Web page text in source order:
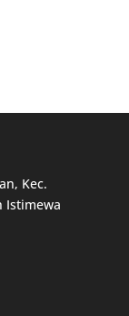
Kec.
Istimewa